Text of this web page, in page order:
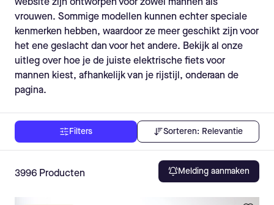
website zijn ontworpen voor zowel mannen als
vrouwen. Sommige modellen kunnen echter speciale
kenmerken hebben, waardoor ze meer geschikt zijn voor
het ene geslacht dan voor het andere. Bekijk al onze
uitleg over hoe je de juiste elektrische fiets voor
mannen kiest, afhankelijk van je rijstijl, onderaan de
pagina.
Filters Sorteren: Relevantie
3996 Producten Melding aanmaken